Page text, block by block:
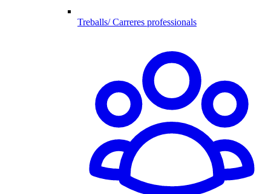
Treballs/ Carreres professionals